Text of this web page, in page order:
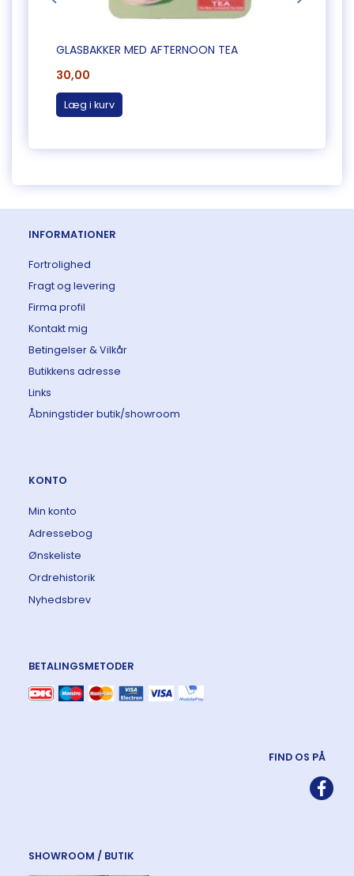
GLASBAKKER MED AFTERNOON TEA
30,00
Læg i kurv
INFORMATIONER
Fortrolighed
Fragt og levering
Firma profil
Kontakt mig
Betingelser & Vilkår
Butikkens adresse
Links
Åbningstider butik/showroom
KONTO
Min konto
Adressebog
Ønskeliste
Ordrehistorik
Nyhedsbrev
BETALINGSMETODER
FIND OS PÅ
SHOWROOM / BUTIK